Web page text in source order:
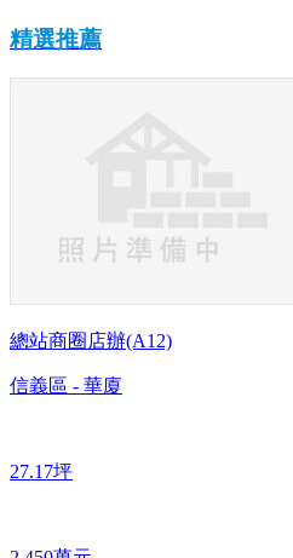
精選推薦
總站商圈店辦(A12)
信義區 - 華廈
27.17坪